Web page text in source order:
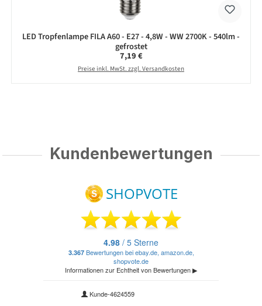
LED Tropfenlampe FILA A60 - E27 - 4,8W - WW 2700K - 540lm -
gefrostet
Regulärer Preis:
7,19 €
Preise inkl. MwSt. zzgl. Versandkosten
Kundenbewertungen